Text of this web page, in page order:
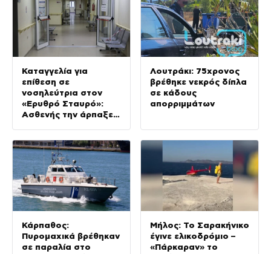
Καταγγελία για
επίθεση σε
νοσηλεύτρια στον
«Ερυθρό Σταυρό»:
Ασθενής την άρπαξε
Λουτράκι: 75χρονος
βρέθηκε νεκρός δίπλα
σε κάδους
απορριμμάτων
Κάρπαθος:
Πυρομαχικά βρέθηκαν
σε παραλία στο
Μήλος: Το Σαρακήνικο
έγινε ελικοδρόμιο –
«Πάρκαραν» το